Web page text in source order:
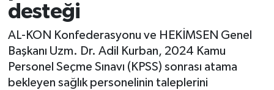
desteği
AL-KON Konfederasyonu ve HEKİMSEN Genel
Başkanı Uzm. Dr. Adil Kurban, 2024 Kamu
Personel Seçme Sınavı (KPSS) sonrası atama
bekleyen sağlık personelinin taleplerini
Bölge
Advertising news
Canlı Maç
Son Dakika Haberleri
Haber Arşivi